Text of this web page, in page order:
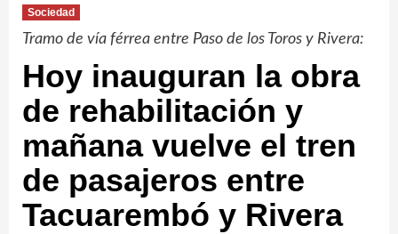
Sociedad
Tramo de vía férrea entre Paso de los Toros y Rivera:
Hoy inauguran la obra
de rehabilitación y
mañana vuelve el tren
de pasajeros entre
Tacuarembó y Rivera